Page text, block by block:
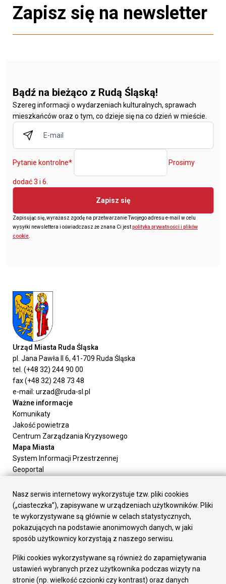
Zapisz się na newsletter
Bądź na bieżąco z Rudą Śląską!
Szereg informacji o wydarzeniach kulturalnych, sprawach
mieszkańców oraz o tym, co dzieje się na co dzień w mieście.
Pytanie kontrolne* Prosimy
dodać 3 i 6.
Zapisz się
Zapisując się, wyrażasz zgodę na przetwarzanie Twojego adresu e-mail w celu
wysyłki newslettera i oświadczasz że znana Ci jestpolityka prywatności i plików
cookie.
Urząd Miasta Ruda Śląska
pl. Jana Pawła II 6, 41-709 Ruda Śląska
tel. (+48 32) 244 90 00
fax (+48 32) 248 73 48
e-mail: urzad@ruda-sl.pl
Ważne informacje
Komunikaty
Jakość powietrza
Centrum Zarządzania Kryzysowego
Mapa Miasta
System Informacji Przestrzennej
Geoportal
Załatw sprawę
Prezydent Miasta
Rada Miasta
Wydziały
Elektroniczna Skrzynka Podawcza
Gospodarka
Fundusze europejskie
Środki krajowe
Nasz serwis internetowy wykorzystuje tzw. pliki cookies
(„ciasteczka”), zapisywane w urządzeniach użytkowników. Pliki
te wykorzystywane są głównie w celach statystycznych,
pokazujących na podstawie anonimowych danych, w jaki
sposób użytkownicy korzystają z naszego serwisu.
Pliki cookies wykorzystywane są również do zapamiętywania
ustawień wybranych przez użytkownika podczas wizyty na
stronie (np. wielkość czcionki czy kontrast) oraz danych